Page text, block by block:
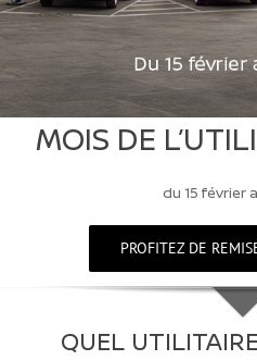
MOIS DE
du 15 février
PROFITEZ DE
QUEL